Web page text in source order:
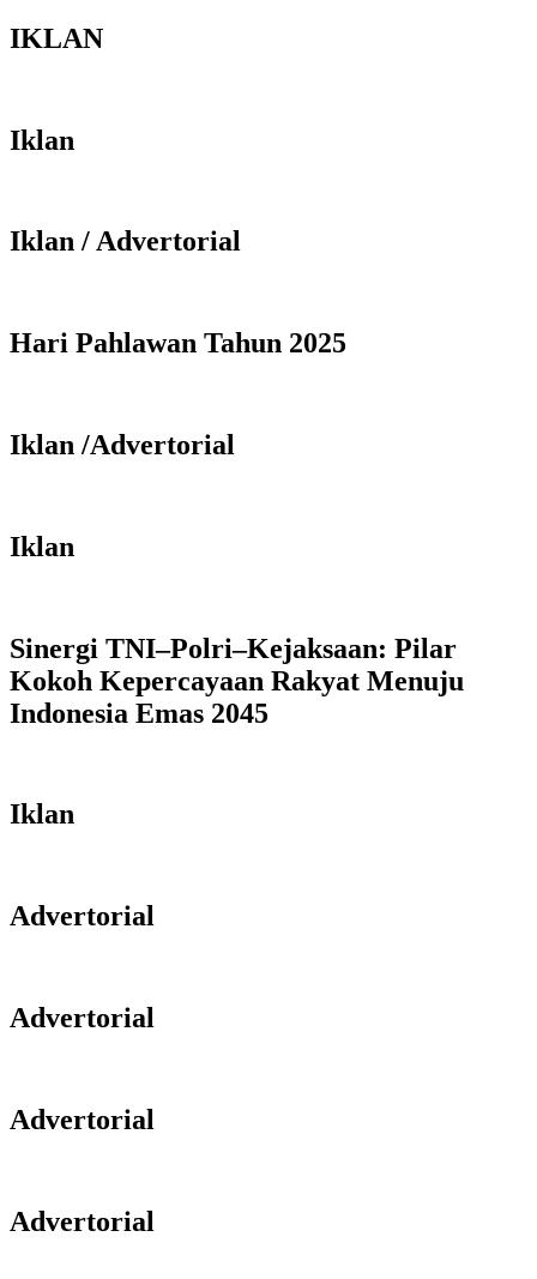
IKLAN
Iklan
Iklan / Advertorial
Hari Pahlawan Tahun 2025
Iklan /Advertorial
Iklan
Sinergi TNI–Polri–Kejaksaan: Pilar
Kokoh Kepercayaan Rakyat Menuju
Indonesia Emas 2045
Iklan
Advertorial
Advertorial
Advertorial
Advertorial